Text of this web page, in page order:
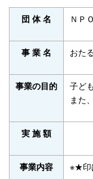
団 体 名 ＮＰ
事 業 名 おた
事業の目的
子ど
また
実 施 額
事業内容 ※★印